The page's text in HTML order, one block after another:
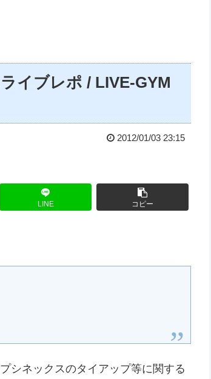
イブレポ / LIVE-GYM
2012/01/03 23:15
LINE コピー
シネックスのタイアップ等に関する